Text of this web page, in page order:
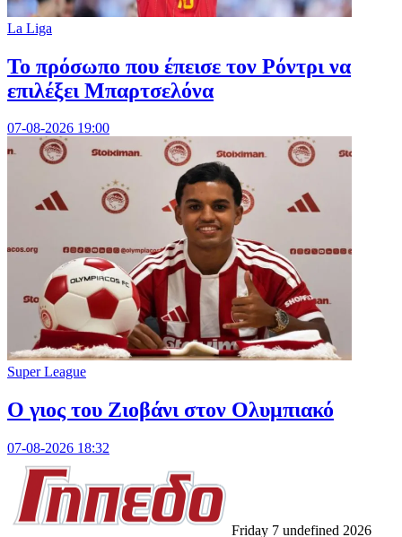
La Liga
Το πρόσωπο που έπεισε τον Ρόντρι να
επιλέξει Μπαρτσελόνα
07-08-2026 19:00
Super League
Ο γιος του Ζιοβάνι στον Ολυμπιακό
07-08-2026 18:32
Friday 7 undefined 2026